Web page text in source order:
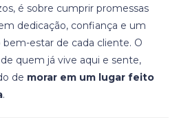
é sobre cumprir promessas
dedicação, confiança e um
estar de cada cliente. O
quem já vive aqui e sente,
de morar em um lugar feito
.